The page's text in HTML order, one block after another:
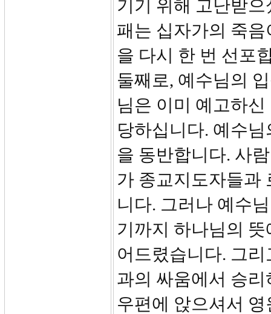
기기 위해 고난받으
패는 십자가의 죽
을 다시 한 번 선포
둘째로, 예수님의
님은 이미 예고하
당하십니다. 예수
을 동반합니다. 사
가 종교지도자들과
니다. 그러나 예수
기까지 하나님의
어드렸습니다. 그
과의 싸움에서 승
우편에 앉으셔서